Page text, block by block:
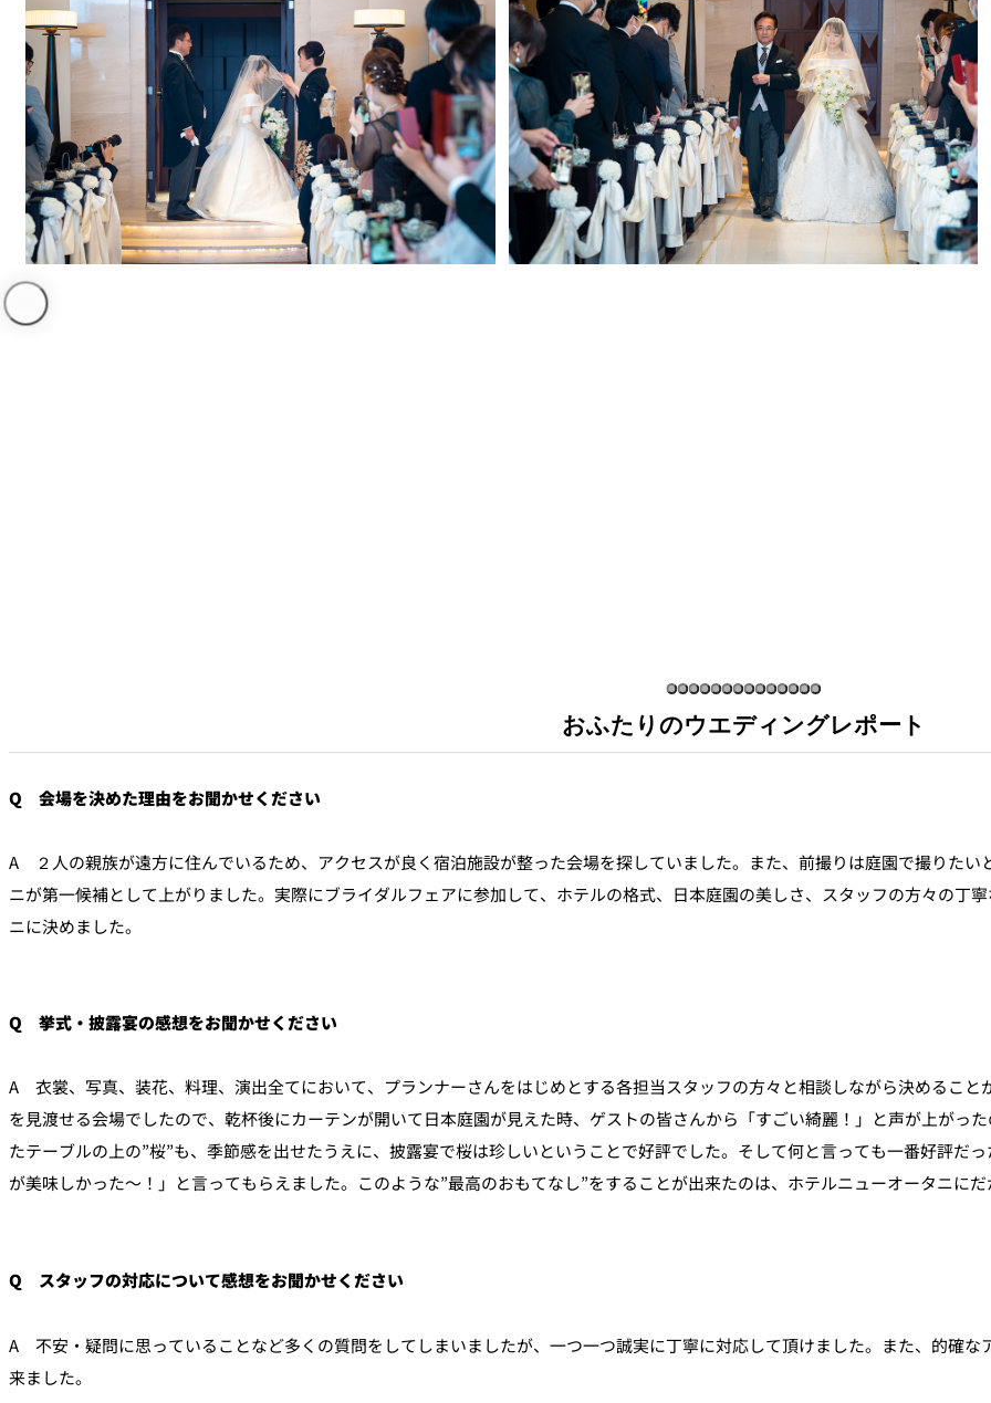
おふたりのウエディングレポート
Q 会場を決めた理由をお聞かせください
A ２人の親族が遠方に住んでいるため、アクセスが良く宿泊施設が整った会場を探していました。また、前撮りは庭園で撮りた
ニが第一候補として上がりました。実際にブライダルフェアに参加して、ホテルの格式、日本庭園の美しさ、スタッフの方々の丁
ニに決めました。
Q 挙式・披露宴の感想をお聞かせください
A 衣裳、写真、装花、料理、演出全てにおいて、プランナーさんをはじめとする各担当スタッフの方々と相談しながら決めるこ
を見渡せる会場でしたので、乾杯後にカーテンが開いて日本庭園が見えた時、ゲストの皆さんから「すごい綺麗！」と声が上がっ
たテーブルの上の”桜”も、季節感を出せたうえに、披露宴で桜は珍しいということで好評でした。そして何と言っても一番好評だ
が美味しかった～！」と言ってもらえました。このような”最高のおもてなし”をすることが出来たのは、ホテルニューオータニに
Q スタッフの対応について感想をお聞かせください
A 不安・疑問に思っていることなど多くの質問をしてしまいましたが、一つ一つ誠実に丁寧に対応して頂けました。また、的確
来ました。